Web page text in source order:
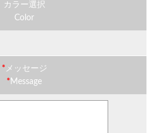
カラー選択
Color
* メッセージ
* Message